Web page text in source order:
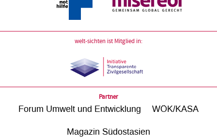
welt-sichten ist Mitglied in:
Partner
Forum Umwelt und Entwicklung WÖK/KASA
Magazin Südostasien